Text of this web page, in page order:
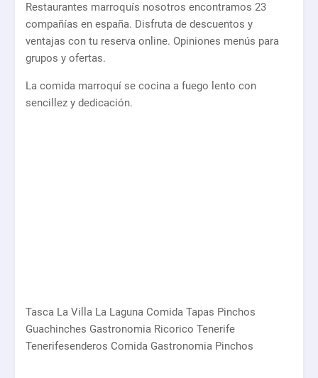
Restaurantes marroquís nosotros encontramos 23
compañías en españa. Disfruta de descuentos y
ventajas con tu reserva online. Opiniones menús para
grupos y ofertas.
La comida marroquí se cocina a fuego lento con
sencillez y dedicación.
Tasca La Villa La Laguna Comida Tapas Pinchos
Guachinches Gastronomia Ricorico Tenerife
Tenerifesenderos Comida Gastronomia Pinchos